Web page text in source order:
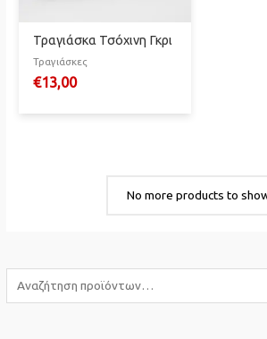
ν
Τραγιάσκα Τσόχινη Γκρι
Τραγιάσκες
€13,00
No more products to